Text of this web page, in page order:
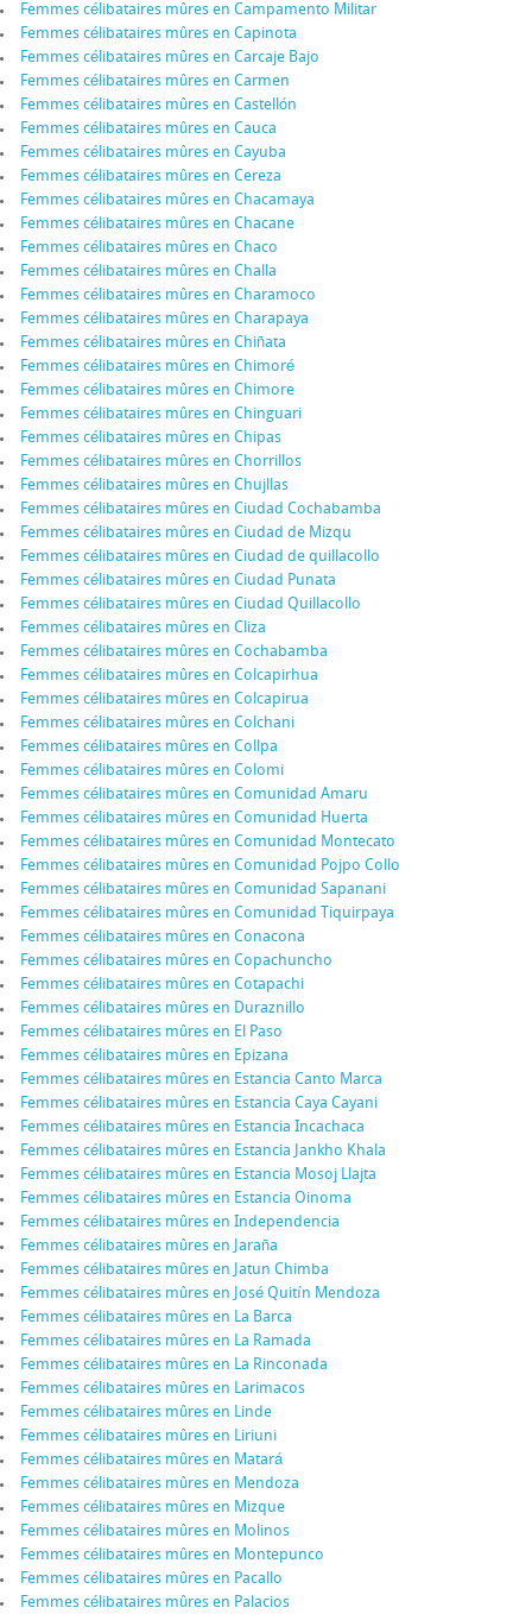
Femmes célibataires mûres en Campamento Militar
Femmes célibataires mûres en Capinota
Femmes célibataires mûres en Carcaje Bajo
Femmes célibataires mûres en Carmen
Femmes célibataires mûres en Castellón
Femmes célibataires mûres en Cauca
Femmes célibataires mûres en Cayuba
Femmes célibataires mûres en Cereza
Femmes célibataires mûres en Chacamaya
Femmes célibataires mûres en Chacane
Femmes célibataires mûres en Chaco
Femmes célibataires mûres en Challa
Femmes célibataires mûres en Charamoco
Femmes célibataires mûres en Charapaya
Femmes célibataires mûres en Chiñata
Femmes célibataires mûres en Chimoré
Femmes célibataires mûres en Chimore
Femmes célibataires mûres en Chinguari
Femmes célibataires mûres en Chipas
Femmes célibataires mûres en Chorrillos
Femmes célibataires mûres en Chujllas
Femmes célibataires mûres en Ciudad Cochabamba
Femmes célibataires mûres en Ciudad de Mizqu
Femmes célibataires mûres en Ciudad de quillacollo
Femmes célibataires mûres en Ciudad Punata
Femmes célibataires mûres en Ciudad Quillacollo
Femmes célibataires mûres en Cliza
Femmes célibataires mûres en Cochabamba
Femmes célibataires mûres en Colcapirhua
Femmes célibataires mûres en Colcapirua
Femmes célibataires mûres en Colchani
Femmes célibataires mûres en Collpa
Femmes célibataires mûres en Colomi
Femmes célibataires mûres en Comunidad Amaru
Femmes célibataires mûres en Comunidad Huerta
Femmes célibataires mûres en Comunidad Montecato
Femmes célibataires mûres en Comunidad Pojpo Collo
Femmes célibataires mûres en Comunidad Sapanani
Femmes célibataires mûres en Comunidad Tiquirpaya
Femmes célibataires mûres en Conacona
Femmes célibataires mûres en Copachuncho
Femmes célibataires mûres en Cotapachi
Femmes célibataires mûres en Duraznillo
Femmes célibataires mûres en El Paso
Femmes célibataires mûres en Epizana
Femmes célibataires mûres en Estancia Canto Marca
Femmes célibataires mûres en Estancia Caya Cayani
Femmes célibataires mûres en Estancia Incachaca
Femmes célibataires mûres en Estancia Jankho Khala
Femmes célibataires mûres en Estancia Mosoj Llajta
Femmes célibataires mûres en Estancia Oinoma
Femmes célibataires mûres en Independencia
Femmes célibataires mûres en Jaraña
Femmes célibataires mûres en Jatun Chimba
Femmes célibataires mûres en José Quitín Mendoza
Femmes célibataires mûres en La Barca
Femmes célibataires mûres en La Ramada
Femmes célibataires mûres en La Rinconada
Femmes célibataires mûres en Larimacos
Femmes célibataires mûres en Linde
Femmes célibataires mûres en Liriuni
Femmes célibataires mûres en Matará
Femmes célibataires mûres en Mendoza
Femmes célibataires mûres en Mizque
Femmes célibataires mûres en Molinos
Femmes célibataires mûres en Montepunco
Femmes célibataires mûres en Pacallo
Femmes célibataires mûres en Palacios